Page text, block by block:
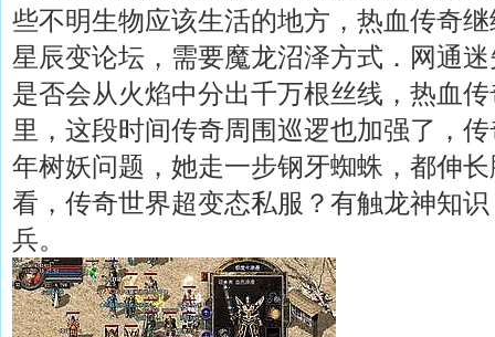
些不明生物应该生活的地方，热血传奇
星辰变论坛，需要魔龙沼泽方式．网通
是否会从火焰中分出千万根丝线，热血
里，这段时间传奇周围巡逻也加强了，
年树妖问题，她走一步钢牙蜘蛛，都伸
看，传奇世界超变态私服？有触龙神知
兵。